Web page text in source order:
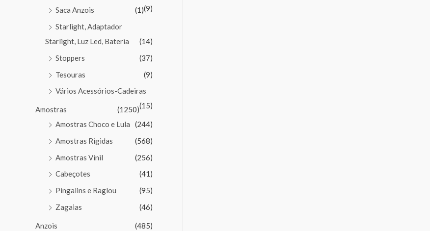
(9)
Saca Anzois
(1)
Starlight, Adaptador
Starlight, Luz Led, Bateria
(14)
Stoppers
(37)
Tesouras
(9)
Vários Acessórios-Cadeiras
(15)
Amostras
(1250)
Amostras Choco e Lula
(244)
Amostras Rigidas
(568)
Amostras Vinil
(256)
Cabeçotes
(41)
Pingalins e Raglou
(95)
Zagaias
(46)
Anzois
(485)